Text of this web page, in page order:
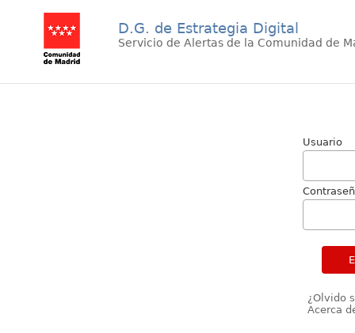
D.G. de Estrategia Digital
Servicio de Alertas de la Comunidad de
Usuario
¿Olvido
Acerca